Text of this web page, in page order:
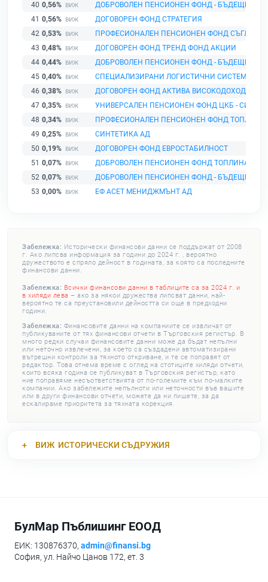
40 0,56%
ДОБРОВОЛЕН ПЕНСИОНЕН ФОНД - БЪДЕЩЕ
41 0,56%
ДОГОВОРЕН ФОНД СТРАТЕГИЯ
42 0,53%
ПРОФЕСИОНАЛЕН ПЕНСИОНЕН ФОНД СЪГЛАСИЕ
43 0,48%
ДОГОВОРЕН ФОНД ТРЕНД ФОНД АКЦИИ
44 0,44%
ДОБРОВОЛЕН ПЕНСИОНЕН ФОНД - БЪДЕЩЕ
45 0,40%
СПЕЦИАЛИЗИРАНИ ЛОГИСТИЧНИ СИСТЕМИ АД
46 0,38%
ДОГОВОРЕН ФОНД АКТИВА ВИСОКОДОХОДЕН
47 0,35%
УНИВЕРСАЛЕН ПЕНСИОНЕН ФОНД ЦКБ - СИЛА
48 0,34%
ПРОФЕСИОНАЛЕН ПЕНСИОНЕН ФОНД ТОПЛИНА
49 0,25%
СИНТЕТИКА АД
50 0,19%
ДОГОВОРЕН ФОНД ЕВРОСТАБИЛНОСТ
51 0,07%
ДОБРОВОЛЕН ПЕНСИОНЕН ФОНД ТОПЛИНА
52 0,07%
ДОБРОВОЛЕН ПЕНСИОНЕН ФОНД - БЪДЕЩЕ
53 0,00% ЕФ АСЕТ МЕНИДЖМЪНТ АД
Забележка: Исторически финансови данни се поддържат от 2008
г. Ако липсва информация за години до 2024 г. , вероятно
дружеството е спряло дейност в годината, за която са последните
финансови данни.
Забележка: Всички финансови данни в таблиците са за 2024 г. и
в хиляди лева – ако за някои дружества липсват данни, най-
вероятно те са преустановили дейността си още в предходни
години.
Забележка: Финансовите данни на компаниите се извличат от
публикуваните от тях финансови отчети в Търговския регистър. В
много редки случаи финансовите данни може да бъдат непълни
или неточно извлечени, за което са създадени автоматизирани
вътрешни контроли за тяхното откриване, и те се поправят от
редактор. Това отнема време с оглед на стотиците хиляди отчети,
които всяка година се публикуват в Търговския регистър, като
ние поправяме несъответствията от по-големите към по-малките
компании. Ако забележите непълноти или неточности във вашите
или в други финансови отчети, можете да ни пишете, за да
ескалираме приоритета за тяхната корекция.
ВИЖ ИСТОРИЧЕСКИ СЪДРУЖИЯ
БулМар Пъблишинг ЕООД
ЕИК: 130876370, admin@finansi.bg
София, ул. Найчо Цанов 172, ет. 3